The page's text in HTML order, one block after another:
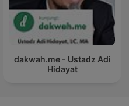
dakwah.me - Ustadz Adi
Hidayat